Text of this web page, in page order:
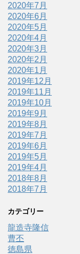
2020年7月
2020年6月
2020年5月
2020年4月
2020年3月
2020年2月
2020年1月
2019年12月
2019年11月
2019年10月
2019年9月
2019年8月
2019年7月
2019年6月
2019年5月
2019年4月
2018年8月
2018年7月
カテゴリー
龍造寺隆信
曹丕
徳島県